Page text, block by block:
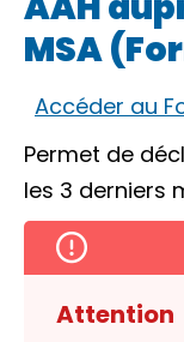
MSA
Accéder au
Permet de
les 3 derniers
Attention